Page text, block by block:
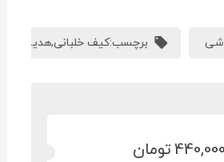
برچسب:کیف خلبانی,هدیه
440,000تومان